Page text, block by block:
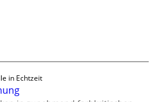
in Echtzeit